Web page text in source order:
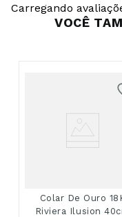
Carregando
VOCÊ
Colar De Ouro
Riviera Ilusion